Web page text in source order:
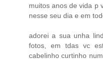
muitos anos de vida p
nesse seu dia e em
adorei a sua unha
fotos, em tdas vc
cabelinho curtinho